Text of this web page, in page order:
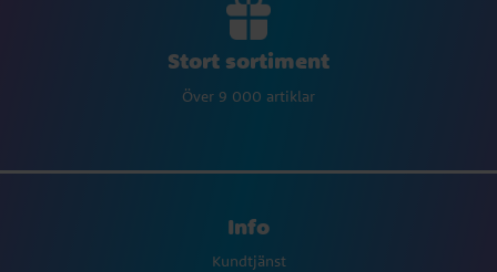
Stort sortiment
Över 9 000 artiklar
Info
Kundtjänst